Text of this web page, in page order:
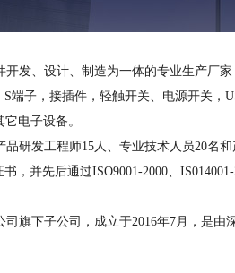
、设计、制造为一体的专业生产厂家
端子，接插件，轻触开关、电源开关
电子设备。
发工程师15人、专业技术人员20名
，并先后通过ISO9001-2000、
旗下子公司，成立于2016年7月，是
、USB、线束连接器的生产与销售，